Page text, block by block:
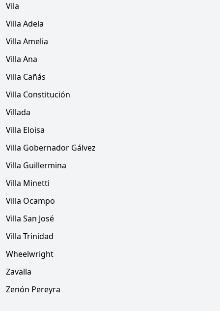
Vila
Villa Adela
Villa Amelia
Villa Ana
Villa Cañás
Villa Constitución
Villada
Villa Eloisa
Villa Gobernador Gálvez
Villa Guillermina
Villa Minetti
Villa Ocampo
Villa San José
Villa Trinidad
Wheelwright
Zavalla
Zenón Pereyra